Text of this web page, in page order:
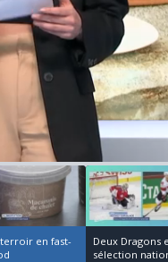
en fast-
00:00:25
Deux Dragons
sélection